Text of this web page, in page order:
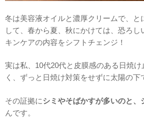
冬は美容液オイルと濃厚クリームで、と
して、春から夏、秋にかけては、恐ろし
キンケアの内容をシフトチェンジ！
実は私、10代20代と皮膜感のある日焼
く、ずっと日焼け対策をせずに太陽の下
その証拠にシミやそばかすが多いのと、
んです。